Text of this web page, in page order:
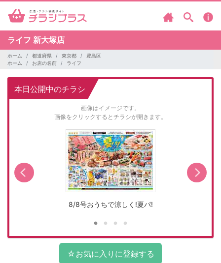
ライフ 新大塚店
ホーム 都道府県 東京都
豊島区
ホーム
お店の名前 ライフ
本日公開中のチラシ
画像はイメージです。
画像をクリックするとチラシが開きます。
8/8号おうちで涼しく!夏パ!